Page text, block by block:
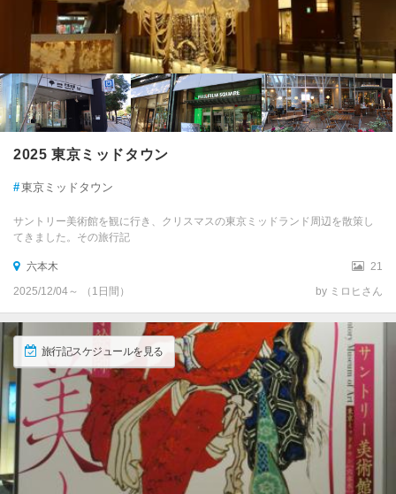
2025 東京ミッドタウン
#東京ミッドタウン
サントリー美術館を観に行き、クリスマスの東京ミッドランド周辺を散策し
てきました。その旅行記
六本木
21
2025/12/04～ （1日間）
by ミロヒさん
旅行記スケジュールを見る